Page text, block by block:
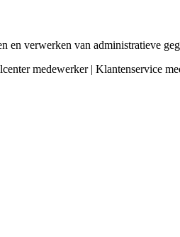
verwerken van administratieve
medewerker | Klantenservice